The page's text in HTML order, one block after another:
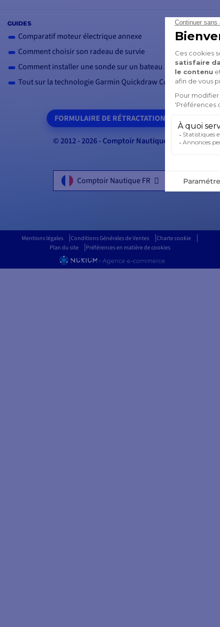
GUIDES
Comparatif moteur électrique annexe
Comment choisir son radeau de survie
Comment installer une sonde sur un bateau
Tout sur la technologie Garmin Quickdraw Contour
FORMULAIRE DE RÉTRACTATION
© 2012 - 2026 - Comptoir Nautique
Comptoir Nautique FR
Mentions légales Conditions Générales de Ventes
Charte cookie
Plan du site
Préférences en matière de cookies